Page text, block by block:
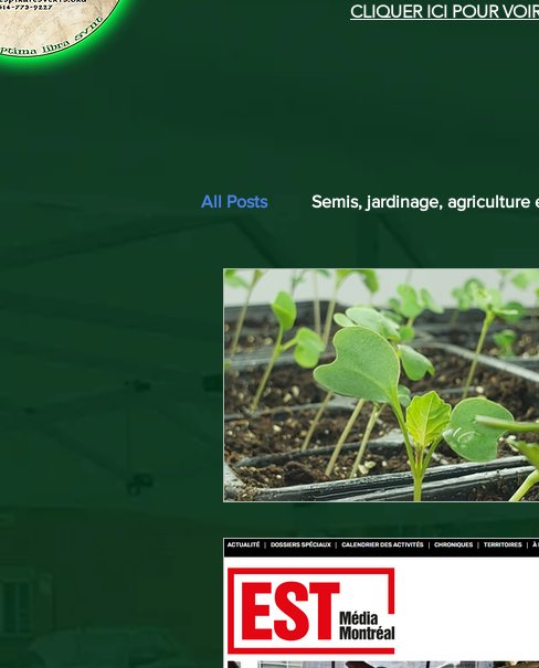
CLIQUER ICI POUR
All Posts Semis, jardinage, agriculture